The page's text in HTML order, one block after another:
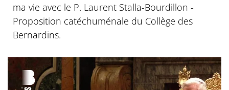
ma vie avec le P. Laurent Stalla-Bourdillon -
Proposition catéchuménale du Collège des
Bernardins.